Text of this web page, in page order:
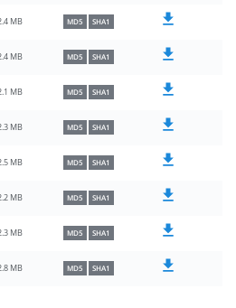
MB MD5 SHA1
MB MD5 SHA1
MB MD5 SHA1
MB MD5 SHA1
MB MD5 SHA1
MB MD5 SHA1
MB MD5 SHA1
MB MD5 SHA1